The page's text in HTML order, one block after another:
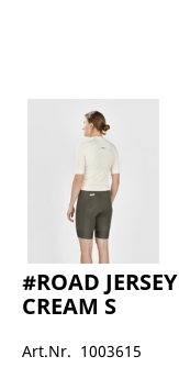
#ROAD
CREAM S
Art.Nr. 1003615